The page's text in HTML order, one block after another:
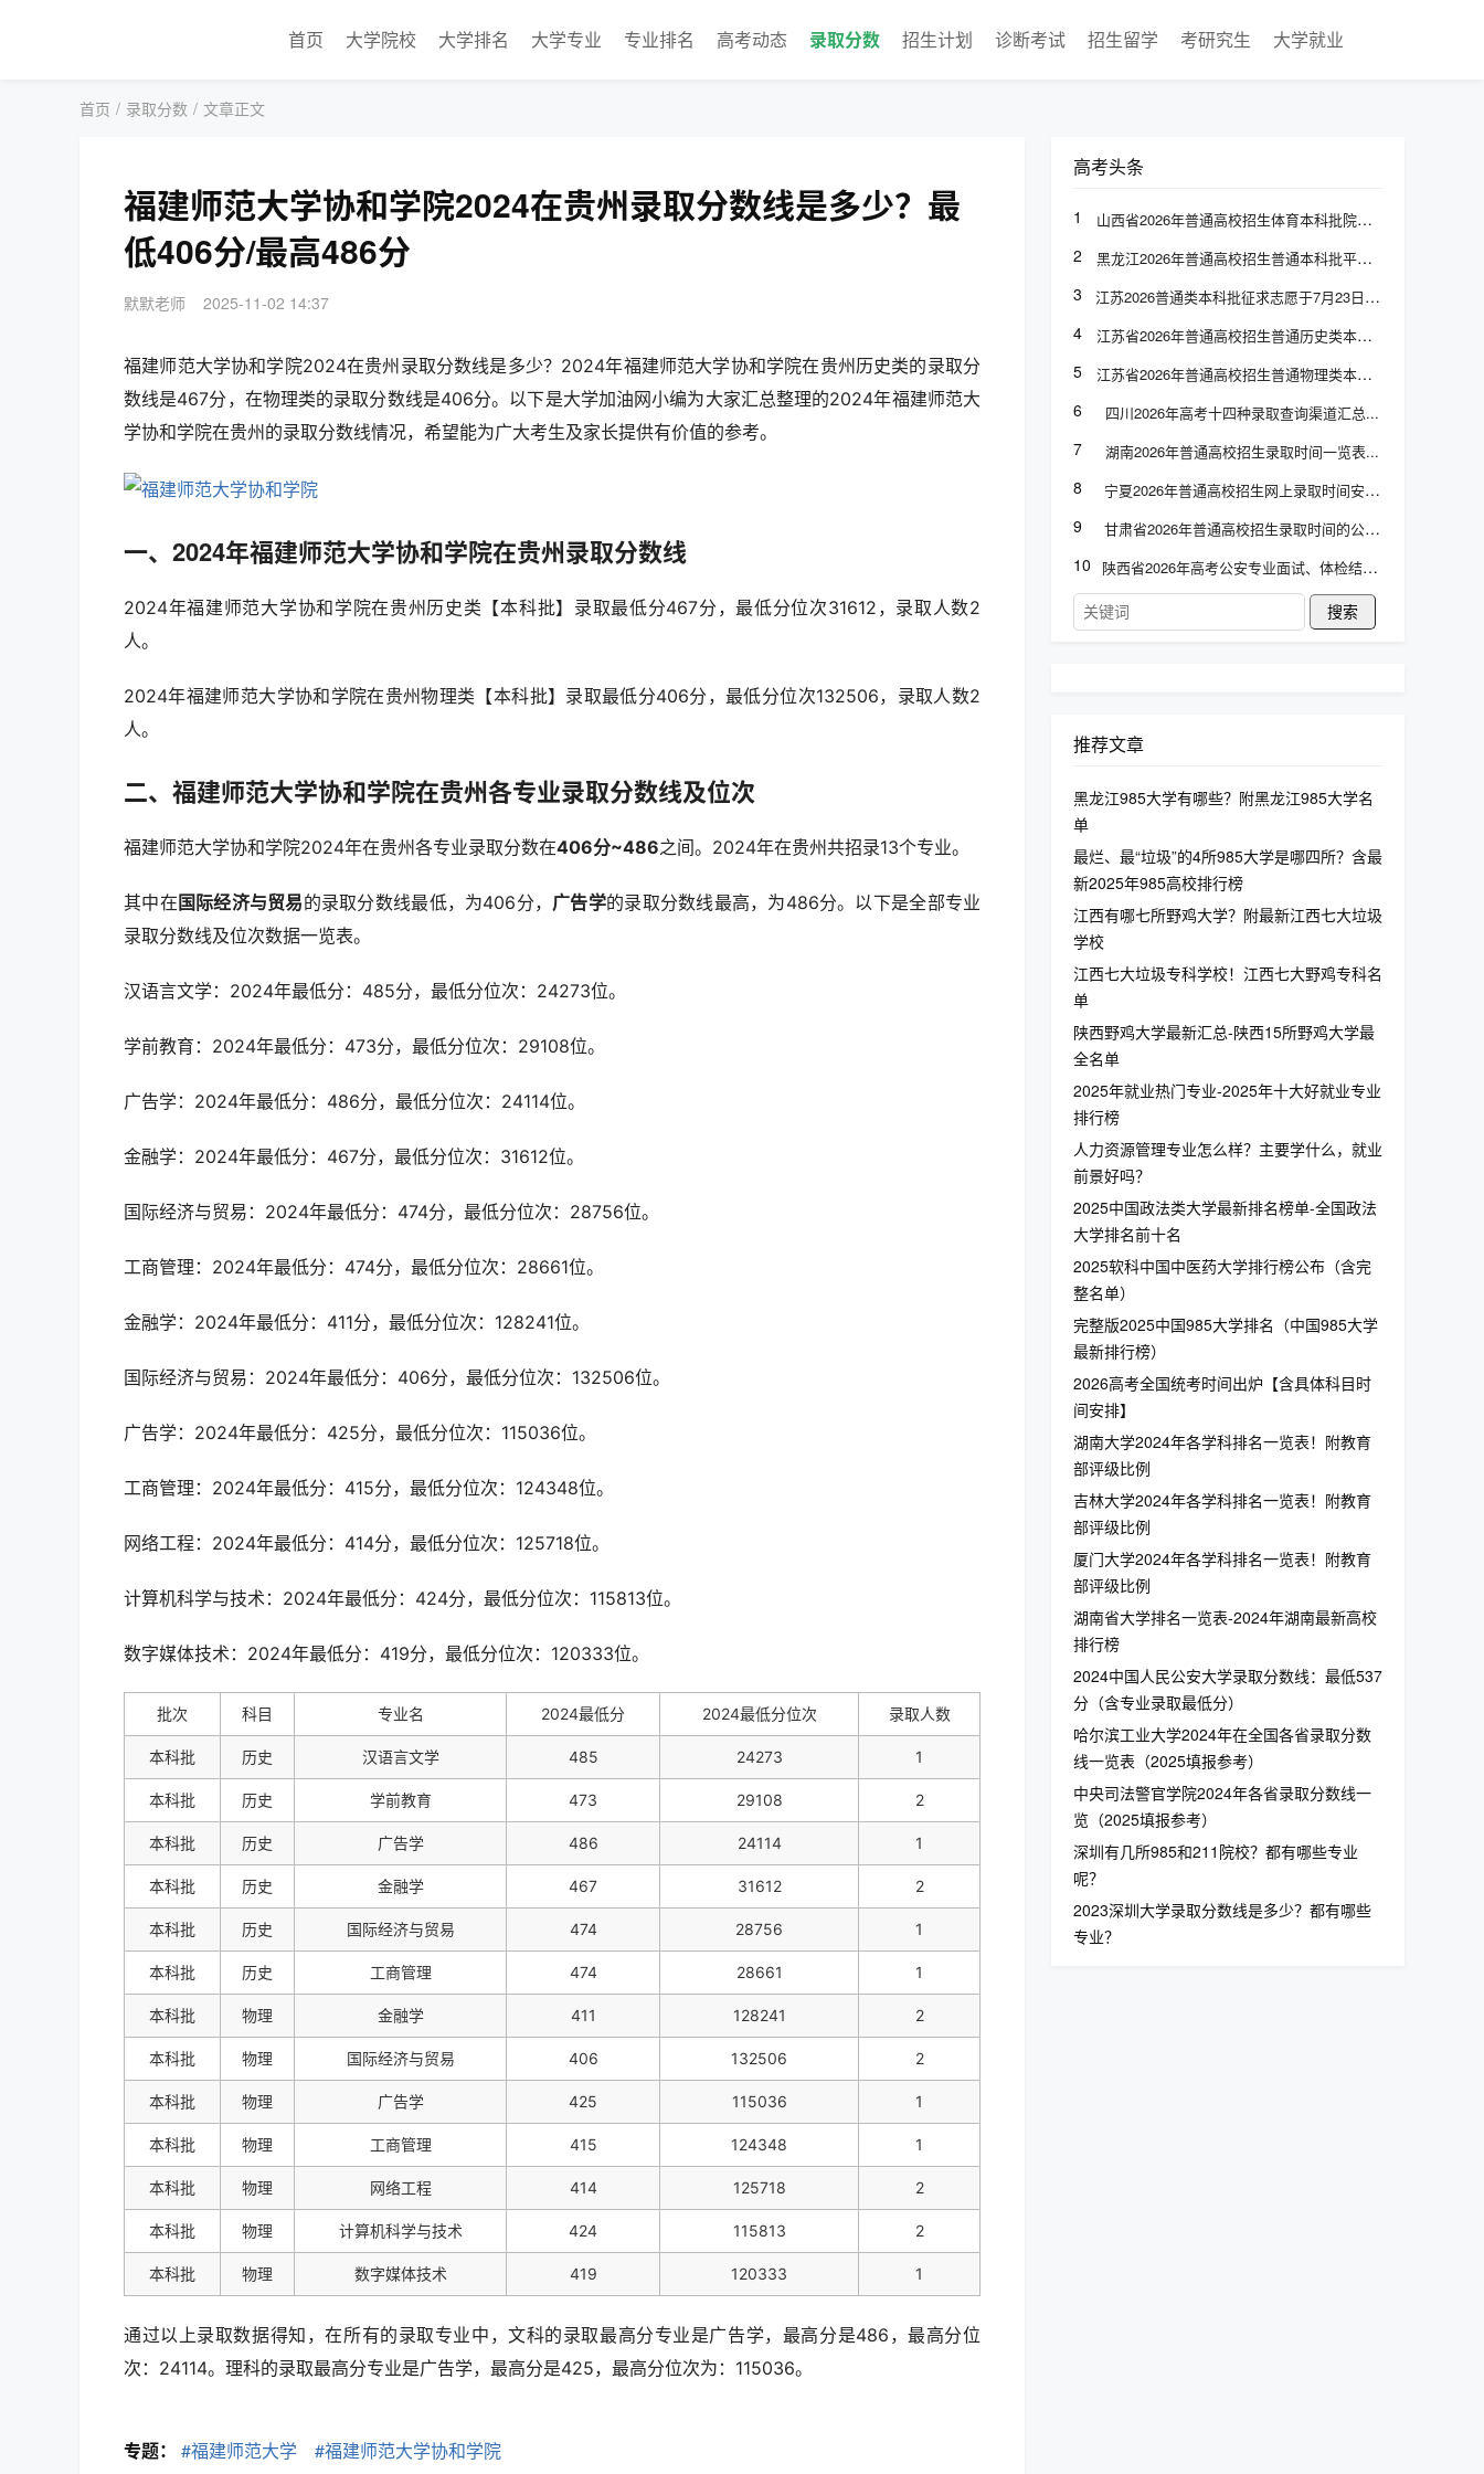
首页 大学院校 大学排名 大学专业 专业排名 高考动态 录取分数 招生计划 诊断考试 招生留学 考研究生 大学就业
首页 / 录取分数 / 文章正文
福建师范大学协和学院2024在贵州录取分数线是多少？最
低406分/最高486分
默默老师 2025-11-02 14:37
福建师范大学协和学院2024在贵州录取分数线是多少？2024年福建师范大学协和学院在贵州历史类的录取分
数线是467分，在物理类的录取分数线是406分。以下是大学加油网小编为大家汇总整理的2024年福建师范大
学协和学院在贵州的录取分数线情况，希望能为广大考生及家长提供有价值的参考。
一、2024年福建师范大学协和学院在贵州录取分数线
2024年福建师范大学协和学院在贵州历史类【本科批】录取最低分467分，最低分位次31612，录取人数2
人。
2024年福建师范大学协和学院在贵州物理类【本科批】录取最低分406分，最低分位次132506，录取人数2
人。
二、福建师范大学协和学院在贵州各专业录取分数线及位次
福建师范大学协和学院2024年在贵州各专业录取分数在406分~486之间。2024年在贵州共招录13个专业。
其中在国际经济与贸易的录取分数线最低，为406分， 广告学的录取分数线最高，为486分。以下是全部专业
录取分数线及位次数据一览表。
汉语言文学：2024年最低分：485分，最低分位次：24273位。
学前教育：2024年最低分：473分，最低分位次：29108位。
广告学：2024年最低分：486分，最低分位次：24114位。
金融学：2024年最低分：467分，最低分位次：31612位。
国际经济与贸易：2024年最低分：474分，最低分位次：28756位。
工商管理：2024年最低分：474分，最低分位次：28661位。
金融学：2024年最低分：411分，最低分位次：128241位。
国际经济与贸易：2024年最低分：406分，最低分位次：132506位。
广告学：2024年最低分：425分，最低分位次：115036位。
工商管理：2024年最低分：415分，最低分位次：124348位。
网络工程：2024年最低分：414分，最低分位次：125718位。
计算机科学与技术：2024年最低分：424分，最低分位次：115813位。
数字媒体技术：2024年最低分：419分，最低分位次：120333位。
批次 科目 专业名 2024最低分 2024最低分位次 录取人数
本科批 历史 汉语言文学 485 24273 1
本科批 历史 学前教育 473 29108 2
本科批 历史 广告学 486 24114 1
本科批 历史 金融学 467 31612 2
本科批 历史 国际经济与贸易 474 28756 1
本科批 历史 工商管理 474 28661 1
本科批 物理 金融学 411 128241 2
本科批 物理 国际经济与贸易 406 132506 2
本科批 物理 广告学 425 115036 1
本科批 物理 工商管理 415 124348 1
本科批 物理 网络工程 414 125718 2
本科批 物理 计算机科学与技术 424 115813 2
本科批 物理 数字媒体技术 419 120333 1
通过以上录取数据得知，在所有的录取专业中，文科的录取最高分专业是广告学，最高分是486，最高分位
次：24114。理科的录取最高分专业是广告学，最高分是425，最高分位次为：115036。
专题： #福建师范大学 #福建师范大学协和学院
高考头条
1
山西省2026年普通高校招生体育本科批院校专业组投档最低分
2
黑龙江2026年普通高校招生普通本科批平行志愿投档分数线发布
3
江苏2026普通类本科批征求志愿于7月23日上午9:00至下午3:00填报
4
江苏省2026年普通高校招生普通历史类本科批次征求志愿计划
5
江苏省2026年普通高校招生普通物理类本科批次征求志愿计划
6
四川2026年高考十四种录取查询渠道汇总
7 湖南2026年普通高校招生录取时间一览表
8
宁夏2026年普通高校招生网上录取时间安排
9
甘肃省2026年普通高校招生录取时间的公告
10
陕西省2026年高考公安专业面试、体检结论查询
搜索
推荐文章
黑龙江985大学有哪些？附黑龙江985大学名
单
最烂、最“垃圾”的4所985大学是哪四所？含最
新2025年985高校排行榜
江西有哪七所野鸡大学？附最新江西七大垃圾
学校
江西七大垃圾专科学校！江西七大野鸡专科名
单
陕西野鸡大学最新汇总-陕西15所野鸡大学最
全名单
2025年就业热门专业-2025年十大好就业专业
排行榜
人力资源管理专业怎么样？主要学什么，就业
前景好吗？
2025中国政法类大学最新排名榜单-全国政法
大学排名前十名
2025软科中国中医药大学排行榜公布（含完
整名单）
完整版2025中国985大学排名（中国985大学
最新排行榜）
2026高考全国统考时间出炉【含具体科目时
间安排】
湖南大学2024年各学科排名一览表！附教育
部评级比例
吉林大学2024年各学科排名一览表！附教育
部评级比例
厦门大学2024年各学科排名一览表！附教育
部评级比例
湖南省大学排名一览表-2024年湖南最新高校
排行榜
2024中国人民公安大学录取分数线：最低537
分（含专业录取最低分）
哈尔滨工业大学2024年在全国各省录取分数
线一览表（2025填报参考）
中央司法警官学院2024年各省录取分数线一
览（2025填报参考）
深圳有几所985和211院校？都有哪些专业
呢？
2023深圳大学录取分数线是多少？都有哪些
专业？